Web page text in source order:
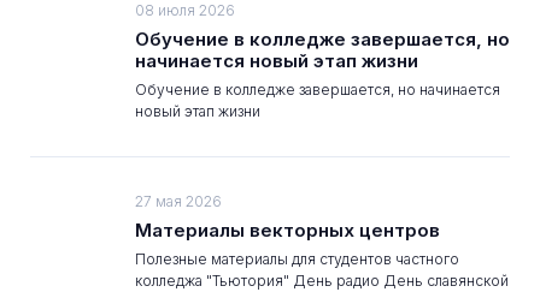
08 июля 2026
Обучение в колледже завершается, но
начинается новый этап жизни
Обучение в колледже завершается, но начинается
новый этап жизни
27 мая 2026
Материалы векторных центров
Полезные материалы для студентов частного
колледжа "Тьютория" День радио День славянской